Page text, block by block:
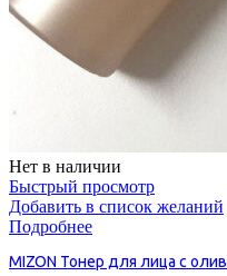
Нет в наличии
Быстрый просмотр
Добавить в список желаний
Подробнее
MIZON Тонер для лица с